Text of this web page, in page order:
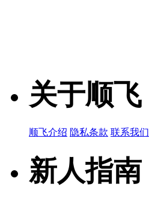
关于顺飞
顺飞介绍 隐私条款 联系我们
新人指南